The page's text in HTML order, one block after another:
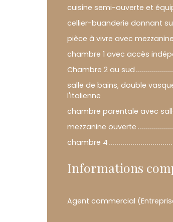
cuisine semi-ouverte et
cellier-buanderie donnant
pièce à vivre avec
chambre 1 avec accès
Chambre 2 au sud
salle de bains, double
l'italienne
chambre parentale avec
mezzanine ouverte
chambre 4
Informations
Agent commercial (Entreprise